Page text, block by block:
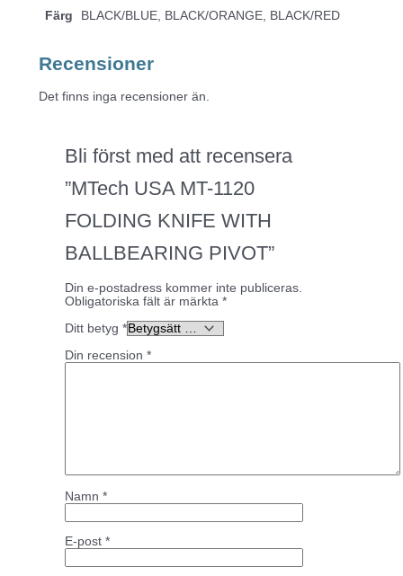
Färg BLACK/BLUE, BLACK/ORANGE, BLACK/RED
Recensioner
Det finns inga recensioner än.
Bli först med att recensera
”MTech USA MT-1120
FOLDING KNIFE WITH
BALLBEARING PIVOT”
Din e-postadress kommer inte publiceras.
Obligatoriska fält är märkta *
Ditt betyg *
Din recension *
Namn *
E-post *